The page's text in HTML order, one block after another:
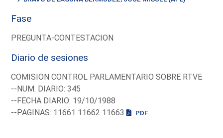
Fase
PREGUNTA-CONTESTACION
Diario de sesiones
COMISION CONTROL PARLAMENTARIO SOBRE RTVE
--NUM. DIARIO: 345
--FECHA DIARIO: 19/10/1988
--PAGINAS: 11661 11662 11663
PDF